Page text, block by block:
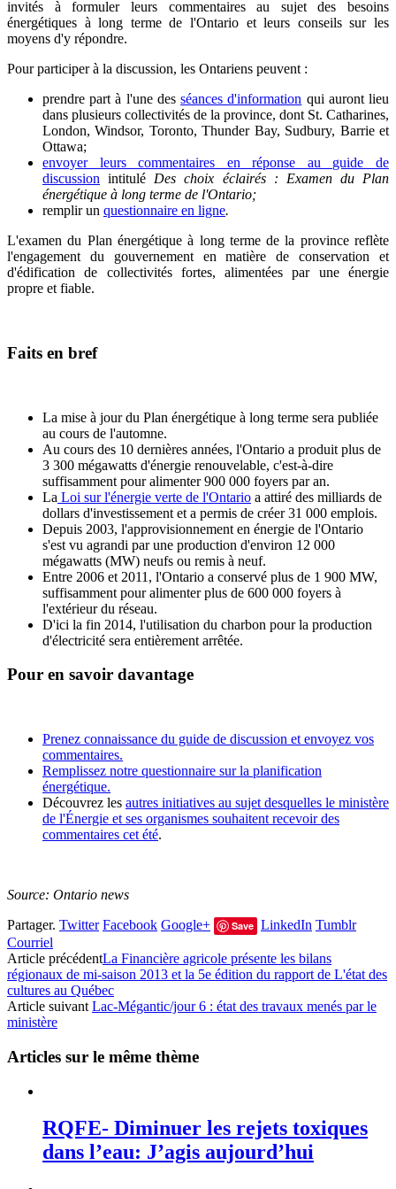
invités à formuler leurs commentaires au sujet des besoins
énergétiques à long terme de l'Ontario et leurs conseils sur les
moyens d'y répondre.
Pour participer à la discussion, les Ontariens peuvent :
prendre part à l'une desséances d'information qui auront lieu
dans plusieurs collectivités de la province, dont St. Catharines,
London, Windsor, Toronto, Thunder Bay, Sudbury, Barrie et
Ottawa;
envoyer leurs commentaires en réponse au guide de
discussion intitulé Des choix éclairés : Examen du Plan
énergétique à long terme de l'Ontario;
remplir un questionnaire en ligne.
L'examen du Plan énergétique à long terme de la province reflète
l'engagement du gouvernement en matière de conservation et
d'édification de collectivités fortes, alimentées par une énergie
propre et fiable.
Faits en bref
La mise à jour du Plan énergétique à long terme sera publiée
au cours de l'automne.
Au cours des 10 dernières années, l'Ontario a produit plus de
3 300 mégawatts d'énergie renouvelable, c'est-à-dire
suffisamment pour alimenter 900 000 foyers par an.
La Loi sur l'énergie verte de l'Ontario a attiré des milliards de
dollars d'investissement et a permis de créer 31 000 emplois.
Depuis 2003, l'approvisionnement en énergie de l'Ontario
s'est vu agrandi par une production d'environ 12 000
mégawatts (MW) neufs ou remis à neuf.
Entre 2006 et 2011, l'Ontario a conservé plus de 1 900 MW,
suffisamment pour alimenter plus de 600 000 foyers à
l'extérieur du réseau.
D'ici la fin 2014, l'utilisation du charbon pour la production
d'électricité sera entièrement arrêtée.
Pour en savoir davantage
Prenez connaissance du guide de discussion et envoyez vos
commentaires.
Remplissez notre questionnaire sur la planification
énergétique.
Découvrez les autres initiatives au sujet desquelles le ministère
de l'Énergie et ses organismes souhaitent recevoir des
commentaires cet été.
Source: Ontario news
Partager. Twitter Facebook Google+ Save LinkedIn Tumblr
Courriel
Article précédentLa Financière agricole présente les bilans
régionaux de mi-saison 2013 et la 5e édition du rapport de L'état des
cultures au Québec
Article suivant Lac-Mégantic/jour 6 : état des travaux menés par le
ministère
Articles sur le même thème
RQFE- Diminuer les rejets toxiques
dans l’eau: J’agis aujourd’hui